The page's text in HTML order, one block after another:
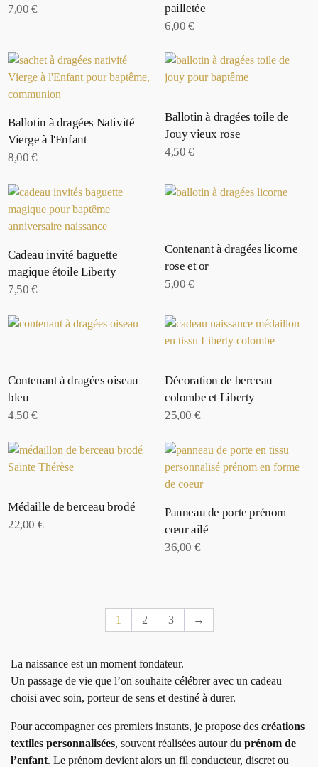
7,00€
pailletée
6,00€
Ballotin à dragées Nativité
Vierge à l'Enfant
8,00€
Ballotin à dragées toile de
Jouy vieux rose
4,50€
Cadeau invité baguette
magique étoile Liberty
7,50€
Contenant à dragées licorne
rose et or
5,00€
Contenant à dragées oiseau
bleu
4,50€
Décoration de berceau
colombe et Liberty
25,00 €
Médaille de berceau brodé
22,00 €
Panneau de porte prénom
cœur ailé
36,00 €
1 2 3 →
La naissance est un moment fondateur.
Un passage de vie que l’on souhaite célébrer avec un cadeau
choisi avec soin, porteur de sens et destiné à durer.
Pour accompagner ces premiers instants, je propose descréations
textiles personnalisées, souvent réalisées autour duprénom de
l’enfant. Le prénom devient alors un fil conducteur, discret ou